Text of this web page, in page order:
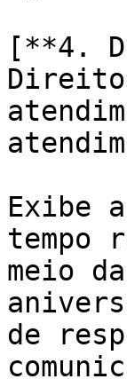
[**4.
Exibe
tempo
meio
de